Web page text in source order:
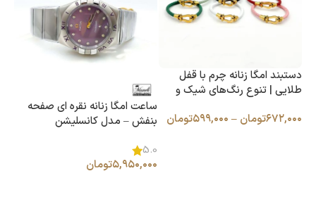
دستبند امگا زنانه چرم با قفل
طلایی | تنوع رنگ‌های شیک و
۶۷۲,۰۰۰تومان – ۵۹۹,۰۰۰تومان
ساعت امگا زنانه نقره ای صفحه
بنفش – مدل کانسلیشن
5.0
۵,۹۵۰,۰۰۰تومان